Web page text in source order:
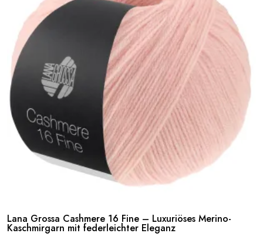
Lana Grossa Cashmere 16 Fine – Luxuriöses Merino-
Kaschmirgarn mit federleichter Eleganz